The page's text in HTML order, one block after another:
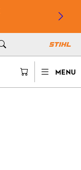
MENU